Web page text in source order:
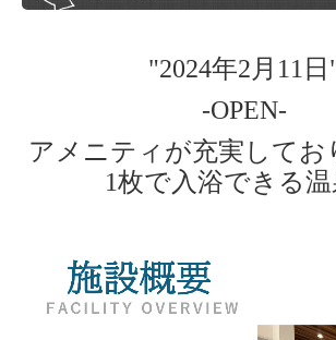
R
"2024年2月11日
-OPEN-
アメニティが充実してお
1枚で入浴できる温